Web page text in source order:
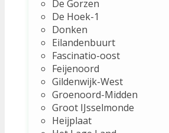
De Gorzen
De Hoek-1
Donken
Eilandenbuurt
Fascinatio-oost
Feijenoord
Gildenwijk-West
Groenoord-Midden
Groot IJsselmonde
Heijplaat